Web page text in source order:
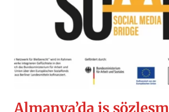
Almanya’da iş